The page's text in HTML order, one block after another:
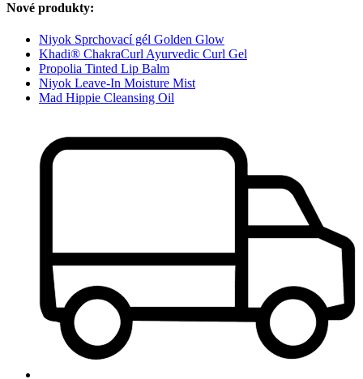
Nové produkty:
Niyok Sprchovací gél Golden Glow
Khadi® ChakraCurl Ayurvedic Curl Gel
Propolia Tinted Lip Balm
Niyok Leave-In Moisture Mist
Mad Hippie Cleansing Oil